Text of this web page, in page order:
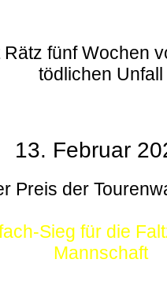
Rätz fünf Wochen
tödlichen Unfall
13. Februar
Preis der
Sieg für die
Mannschaft